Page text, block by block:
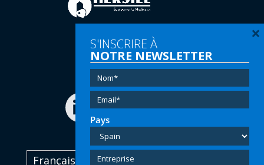
Tel:(+34) 91 616 60 00
Email:info@hersill.com
Français
S'INSCRIRE À
NOTRE NEWSLETTER
Pays
×